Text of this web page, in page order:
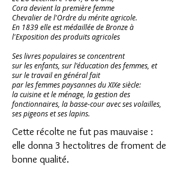
Cora devient la première femme
Chevalier de l'Ordre du mérite agricole.
En 1839 elle est médaillée de Bronze à
l'Exposition des produits agricoles
Ses livres populaires se concentrent
sur les enfants, sur l'éducation des femmes, et
sur le travail en général fait
par les femmes paysannes du XIXe siècle:
la cuisine et le ménage, la gestion des
fonctionnaires, la basse-cour avec ses volailles,
ses pigeons et ses lapins.
Cette récolte ne fut pas mauvaise :
elle donna 3 hectolitres de froment de
bonne qualité.